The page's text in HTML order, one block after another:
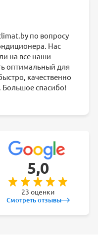
по вопросу
Нас
на все наши
оптимальный для
качественно
Большое спасибо!
5,0
23 оценки
Смотреть отзывы